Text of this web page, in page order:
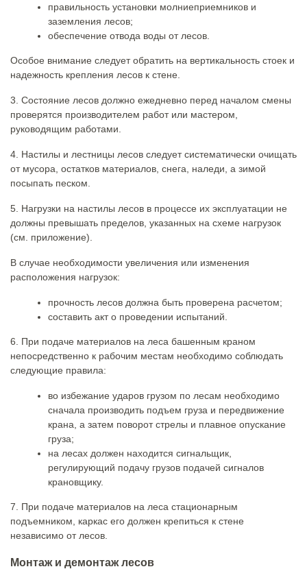
правильность установки молниеприемников и
заземления лесов;
обеспечение отвода воды от лесов.
Особое внимание следует обратить на вертикальность стоек и
надежность крепления лесов к стене.
3. Состояние лесов должно ежедневно перед началом смены
проверятся производителем работ или мастером,
руководящим работами.
4. Настилы и лестницы лесов следует систематически очищать
от мусора, остатков материалов, снега, наледи, а зимой
посыпать песком.
5. Нагрузки на настилы лесов в процессе их эксплуатации не
должны превышать пределов, указанных на схеме нагрузок
(см. приложение).
В случае необходимости увеличения или изменения
расположения нагрузок:
прочность лесов должна быть проверена расчетом;
составить акт о проведении испытаний.
6. При подаче материалов на леса башенным краном
непосредственно к рабочим местам необходимо соблюдать
следующие правила:
во избежание ударов грузом по лесам необходимо
сначала производить подъем груза и передвижение
крана, а затем поворот стрелы и плавное опускание
груза;
на лесах должен находится сигнальщик,
регулирующий подачу грузов подачей сигналов
крановщику.
7. При подаче материалов на леса стационарным
подъемником, каркас его должен крепиться к стене
независимо от лесов.
Монтаж и демонтаж лесов